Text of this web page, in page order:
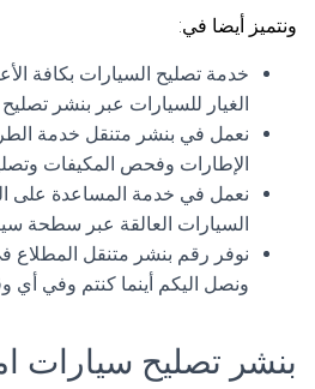
ونتميز أيضا في:
خدمة تصليح السيارات بكافة
الغيار للسيارات عبر بنشر
نعمل في بنشر متنقل خدمة
الإطارات وفحص المكيفات
نعمل في خدمة المساعدة
السيارات العالقة عبر سطحة
نوفر رقم بنشر متنقل
ونصل اليكم أينما كنتم وفي أي
بنشر تصليح سيارات